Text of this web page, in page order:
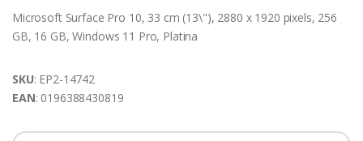
Microsoft Surface Pro 10, 33 cm (13\"), 2880 x 1920 pixels, 256
GB, 16 GB, Windows 11 Pro, Platina
SKU: EP2-14742
EAN: 0196388430819